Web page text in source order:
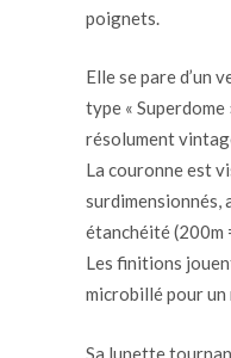
poignets.
Elle se pare d’un
type «
résolument
La couronne est
surdimensionnés,
étanchéité (200m
Les finitions
microbillé pour